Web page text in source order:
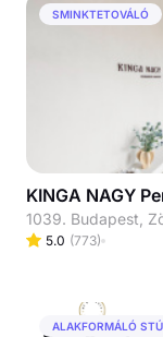
SMINKTETOVÁLÓ
KINGA NAGY
1039. Budapest,
5.0 (773)
ALAKFORMÁLÓ